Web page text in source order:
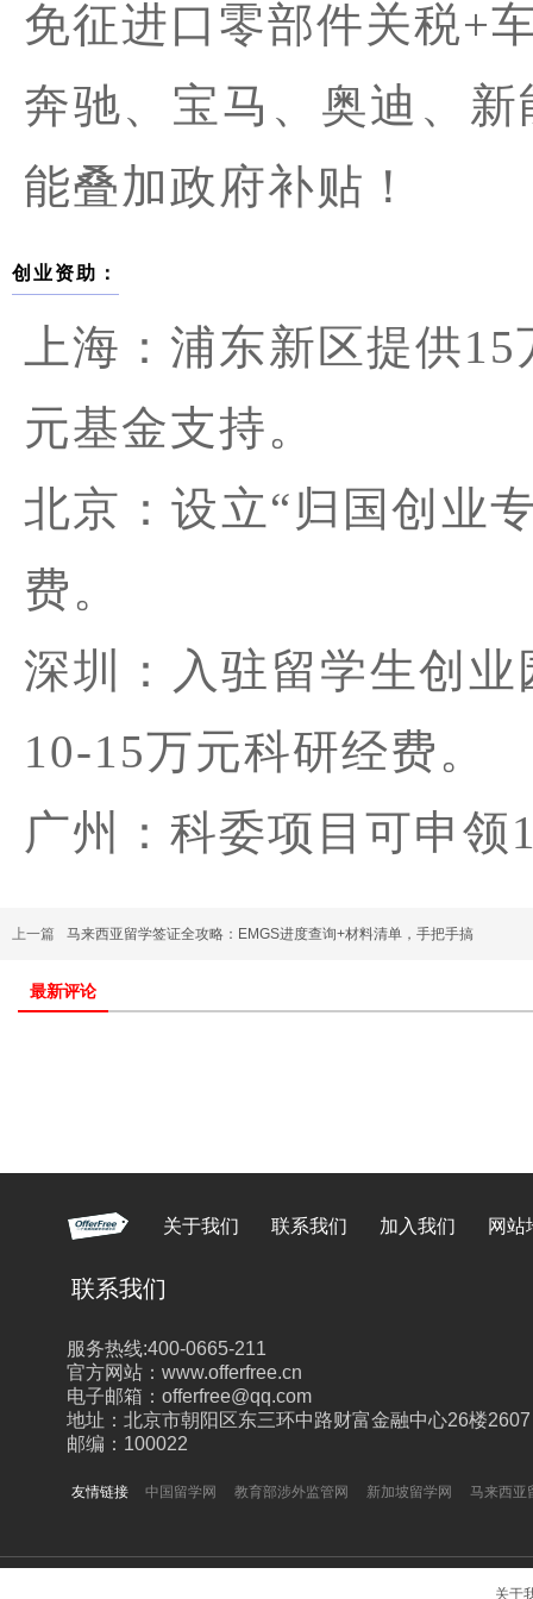
免征进口零部件关税+
奔驰、宝马、奥迪、
能叠加政府补贴！
创业资助：
上海：浦东新区提供
元基金支持。
北京：设立“归国创业
费。
深圳：入驻留学生创
10-15万元科研经费。
广州：科委项目可申领
上一篇 马来西亚留学签证全攻略：EMGS进度查询+材料清单，手把手搞
最新评论
关于我们 联系我们 加入我们 网站
中国留学网 教育部涉外监管网 新加坡留学网 马来西亚
服务热线:400-0665-211
官方网站：www.offerfree.cn
电子邮箱：offerfree@qq.com
地址：北京市朝阳区东三环中路财富金融中心26楼2607
邮编：100022
联系我们
友情链接
关于